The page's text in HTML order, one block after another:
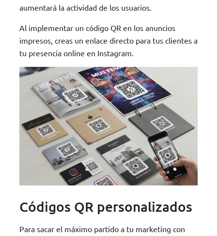
aumentará la actividad de los usuarios.
Al implementar un código QR en los anuncios
impresos, creas un enlace directo para tus clientes a
tu presencia online en Instagram.
Códigos QR personalizados
Para sacar el máximo partido a tu marketing con